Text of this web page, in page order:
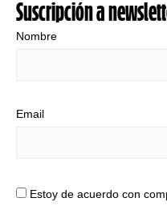
Suscripción a
Nombre
Email
Estoy de acuerdo con